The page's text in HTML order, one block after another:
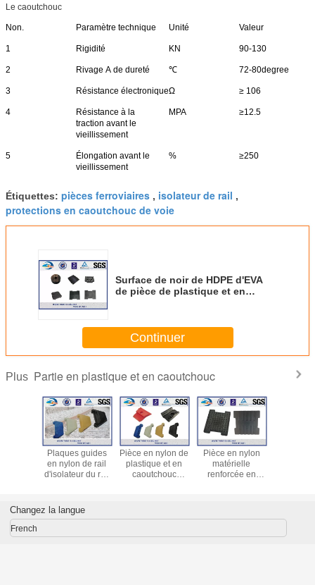
Le caoutchouc
Non. Paramètre technique Unité Valeur
1 Rigidité KN 90-130
2 Rivage A de dureté ℃ 72-80degree
3 Résistance électroniqueΩ ≥ 106
4
Résistance à la
traction avant le
vieillissement
MPA ≥12.5
5
Élongation avant le
vieillissement
% ≥250
Étiquettes: pièces ferroviaires , isolateur de rail ,
protections en caoutchouc de voie
Surface de noir de HDPE d'EVA
de pièce de plastique et en
Continuer
Plus Partie en plastique et en caoutchouc
nylon
Plaques guides
en nylon de rail
d'isolateur du rail
e/de SKL
série/Nabla
Pièce en nylon de
plastique et en
caoutchouc
ferroviaire
Pièce en nylon
matérielle
renforcée en
plaque guide de
Vierge/d'angle
de
HDPE ou
Changez la langue
French